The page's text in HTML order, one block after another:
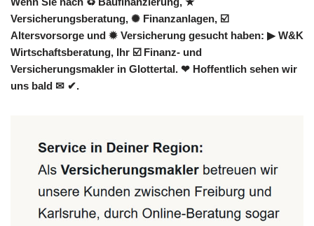
Versicherungsberatung, ✺ Finanzanlagen, ☑️
Altersvorsorge und ✹ Versicherung gesucht haben: ▶︎ W&K
Wirtschaftsberatung, Ihr ☑️ Finanz- und
Versicherungsmakler in Glottertal. ❤ Hoffentlich sehen wir
uns bald ✉ ✔.